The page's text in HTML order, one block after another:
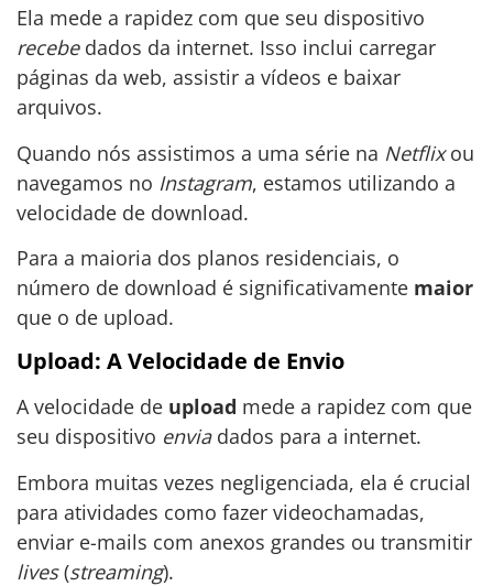
Ela mede a rapidez com que seu dispositivo
recebedados da internet. Isso inclui carregar
páginas da web, assistir a vídeos e baixar
arquivos.
Quando nós assistimos a uma série na Netflixou
navegamos no Instagram, estamos utilizando a
velocidade de download.
Para a maioria dos planos residenciais, o
número de download é significativamente maior
que o de upload.
Upload: A Velocidade de Envio
A velocidade de upload mede a rapidez com que
seu dispositivo enviadados para a internet.
Embora muitas vezes negligenciada, ela é crucial
para atividades como fazer videochamadas,
enviar e-mails com anexos grandes ou transmitir
lives(streaming).